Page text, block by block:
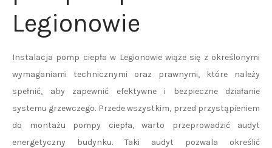
Legionowie
Instalacja pomp ciepła w Legionowie wiąże się z określonymi
wymaganiami technicznymi oraz prawnymi, które należy
spełnić, aby zapewnić efektywne i bezpieczne działanie
systemu grzewczego. Przede wszystkim, przed przystąpieniem
do montażu pompy ciepła, warto przeprowadzić audyt
energetyczny budynku. Taki audyt pozwala określić